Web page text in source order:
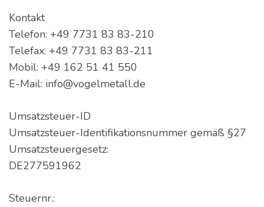
Kontakt
Telefon: +49 7731 83 83-210
Telefax: +49 7731 83 83-211
Mobil: +49 162 51 41 550
E-Mail: info@vogelmetall.de
Umsatzsteuer-ID
Umsatzsteuer-Identifikationsnummer gemäß §27
Umsatzsteuergesetz:
DE277591962
Steuernr.: